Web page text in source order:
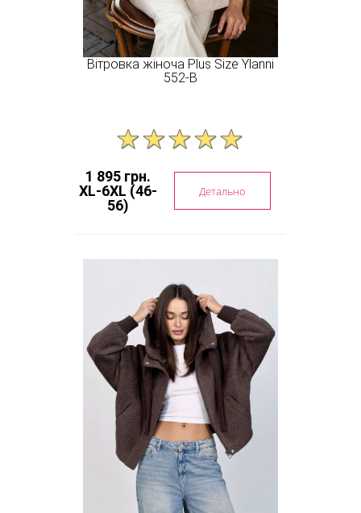
Вітровка жіноча Plus Size Ylanni
552-B
1 895 грн.
XL-6XL (46-
56)
Детально